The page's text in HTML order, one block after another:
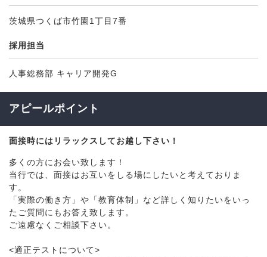
茨城県つくば市竹園1丁目7番
採用担当
人事総務部 キャリア開発G
アピールポイント
面接時にはリラックスしてお越し下さい！
多くの方にお会い致します！
当行では、面接はお互いをしる場にしたいと考えておりま
す。
「実際の働き方」や「教育体制」など詳しく知りたいをいっ
たご質問にもお答え致します。
ご遠慮なくご相談下さい。
<適正テストについて>